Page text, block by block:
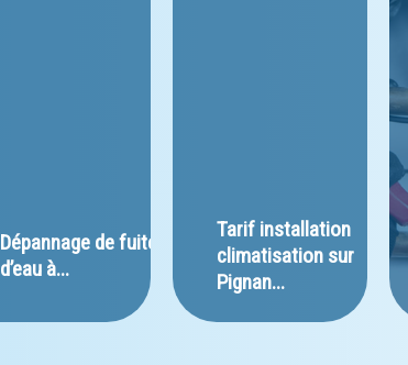
﻿Dépannage de fuite
d’eau à...
﻿Tarif installation
climatisation sur
Pignan...